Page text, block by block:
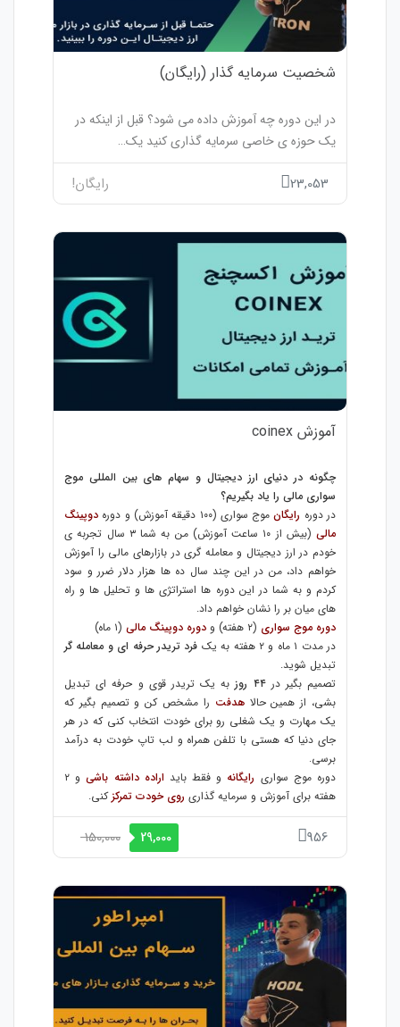
شخصیت سرمایه گذار (رایگان)
در این دوره چه آموزش داده می شود؟ قبل از اینکه در
یک حوزه ی خاصی سرمایه گذاری کنید یک…
23,053 رایگان!
آموزش coinex
چگونه در دنیای ارز دیجیتال و سهام های بین المللی موج
سواری مالی را یاد بگیریم؟
در دوره رایگانموج سواری (۱۰۰ دقیقه آموزش) و دوره
دوپینگ
مالی
(بیش از ۱۰ ساعت آموزش) من به شما ۳ سال تجربه ی
خودم در ارز دیجیتال و معامله گری در بازارهای مالی را آموزش
خواهم داد، من در این چند سال ده ها هزار دلار ضرر و سود
کردم و به شما در این دوره ها استراتژی ها و تحلیل ها و راه
های میان بر را نشان خواهم داد.
دوره موج سواری (۲ هفته) و دوره دوپینگ مالی (۱ ماه)
در مدت ۱ ماه و ۲ هفته به یک
فرد تریدر حرفه ای و معامله گر
تبدیل شوید.
تصمیم بگیر در۴۴ روز
به یک تریدر قوی و حرفه ای تبدیل
بشی، از همین حالاهدفت را مشخص کن و تصمیم بگیر که
یک مهارت و یک شغلی رو برای خودت انتخاب کنی که در هر
جای دنیا که هستی با تلفن همراه و لب تاپ خودت به درآمد
برسی.
دوره موج سواری رایگانه و فقط باید اراده داشته باشی
و ۲
هفته برای آموزش و سرمایه گذاری روی خودت تمرکزکنی.
956
150,000 29,000